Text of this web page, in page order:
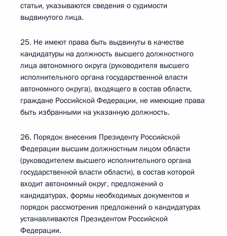
статьи, указываются сведения о судимости
выдвинутого лица.
25. Не имеют права быть выдвинуты в качестве
кандидатуры на должность высшего должностного
лица автономного округа (руководителя высшего
исполнительного органа государственной власти
автономного округа), входящего в состав области,
граждане Российской Федерации, не имеющие права
быть избранными на указанную должность.
26. Порядок внесения Президенту Российской
Федерации высшим должностным лицом области
(руководителем высшего исполнительного органа
государственной власти области), в состав которой
входит автономный округ, предложений о
кандидатурах, формы необходимых документов и
порядок рассмотрения предложений о кандидатурах
устанавливаются Президентом Российской
Федерации.